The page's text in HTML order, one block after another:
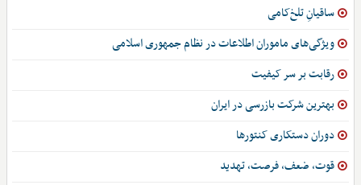
ساقیانِ تلخ‌کامی
ویژگی‌های ماموران اطلاعات در نظام جمهوری اسلامی
رقابت بر سر کیفیت
بهترین شرکت بازرسی در ایران
دوران دستکاری کنتورها
قوت، ضعف، فرصت، تهدید